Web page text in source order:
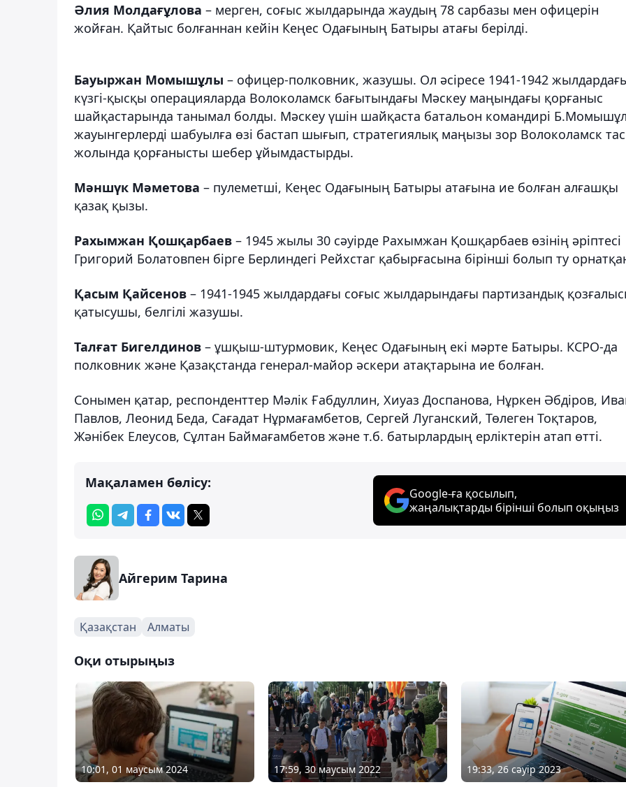
Әлия Молдағұлова – мерген, соғыс жылдарында жаудың 78 сарбазы мен офицерін
жойған. Қайтыс болғаннан кейін Кеңес Одағының Батыры атағы берілді.
Бауыржан Момышұлы – офицер-полковник, жазушы. Ол әсіресе 1941-1942
күзгі-қысқы операцияларда Волоколамск бағытындағы Мәскеу маңындағы қорғаныс
шайқастарында танымал болды. Мәскеу үшін шайқаста батальон командирі
жауынгерлерді шабуылға өзі бастап шығып, стратегиялық маңызы зор Волоколамск тас
жолында қорғанысты шебер ұйымдастырды.
Мәншүк Мәметова – пулеметші, Кеңес Одағының Батыры атағына ие болған алғашқы
қазақ қызы.
Рахымжан Қошқарбаев – 1945 жылы 30 сәуірде Рахымжан Қошқарбаев өзінің әріптесі
Григорий Болатовпен бірге Берлиндегі Рейхстаг қабырғасына бірінші болып ту
Қасым Қайсенов – 1941-1945 жылдардағы соғыс жылдарындағы партизандық
қатысушы, белгілі жазушы.
Талғат Бигелдинов – ұшқыш-штурмовик, Кеңес Одағының екі мәрте Батыры. КСРО-да
полковник және Қазақстанда генерал-майор әскери атақтарына ие болған.
Сонымен қатар, респонденттер Мәлік Ғабдуллин, Хиуаз Доспанова, Нұркен Әбдіров,
Павлов, Леонид Беда, Сағадат Нұрмағамбетов, Сергей Луганский, Төлеген Тоқтаров,
Жәнібек Елеусов, Сұлтан Баймағамбетов және т.б. батырлардың ерліктерін атап өтті.
Мақаламен бөлісу:
Google-ға қосылып,
жаңалықтарды бірінші болып оқыңыз
Айгерим Тарина
Қазақстан Алматы
Оқи отырыңыз
10:01, 01 маусым 2024 17:59, 30 маусым 2022 19:33, 26 сәуір 2023